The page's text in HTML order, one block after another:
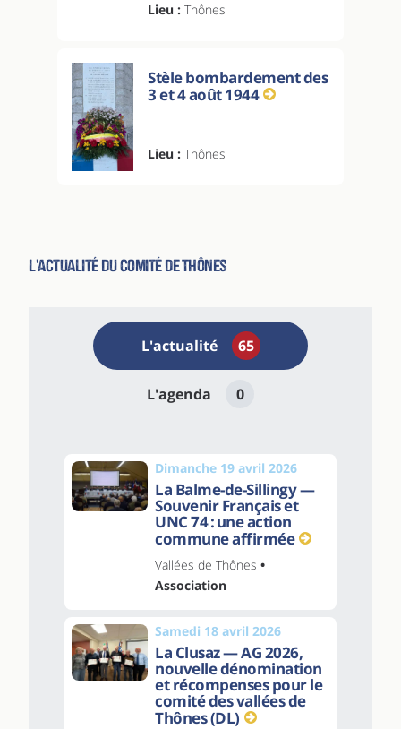
Lieu : Thônes
Stèle bombardement des
3 et 4 août 1944
Lieu : Thônes
L'actualité du comité de Thônes
L'actualité 65
L'agenda 0
Dimanche 19 avril 2026
La Balme-de-Sillingy —
Souvenir Français et
UNC 74 : une action
commune affirmée
Vallées de Thônes •
Association
Samedi 18 avril 2026
La Clusaz — AG 2026,
nouvelle dénomination
et récompenses pour le
comité des vallées de
Thônes (DL)